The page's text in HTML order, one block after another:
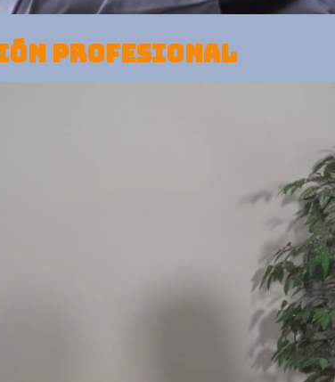
PROFESIONAL